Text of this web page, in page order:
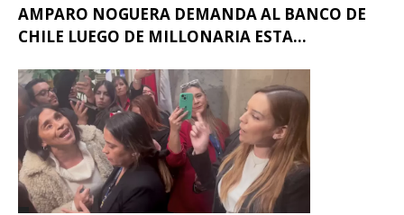
AMPARO NOGUERA DEMANDA AL BANCO DE
CHILE LUEGO DE MILLONARIA ESTA...